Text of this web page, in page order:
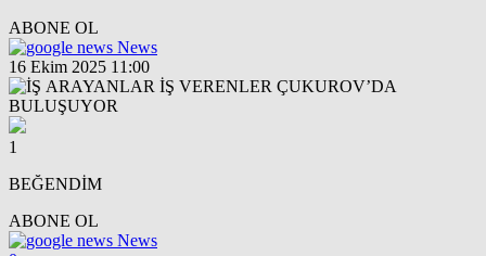
ABONE OL
News
16 Ekim 2025 11:00
1
BEĞENDİM
ABONE OL
News